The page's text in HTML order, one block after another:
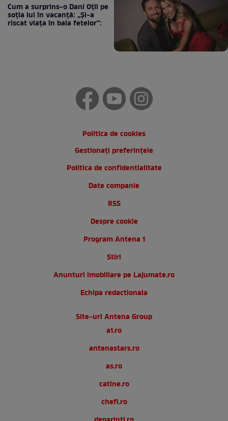
Cum a surprins-o Dani Oțil pe
soția lui în vacanță: „Și-a
riscat viața în baia fetelor”:
Politica de cookies
Gestionați preferințele
Politica de confidentialitate
Date companie
RSS
Despre cookie
Program Antena 1
Stiri
Anunturi imobiliare pe Lajumate.ro
Echipa redactionala
Site-uri Antena Group
a1.ro
antenastars.ro
as.ro
catine.ro
chefi.ro